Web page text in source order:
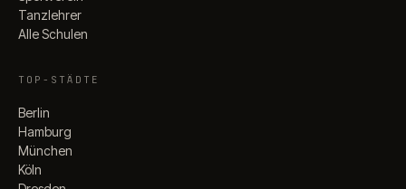
Tanzlehrer
Alle Schulen
TOP-STÄDTE
Berlin
Hamburg
München
Köln